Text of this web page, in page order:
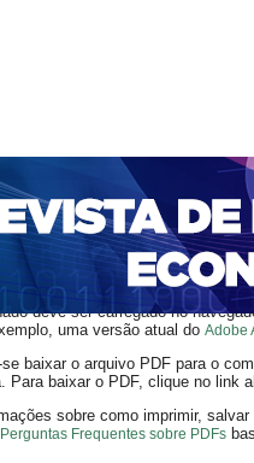
CADASTRO
DE REVISTAS DA UNIFACS
34 - Agosto de 2016>Lima de
deve ser carregado no
uma versão atual do Adobe
baixar o arquivo PDF para o
Para baixar o PDF, clique no link
sobre como imprimir,
Perguntas Frequentes sobre PDFs